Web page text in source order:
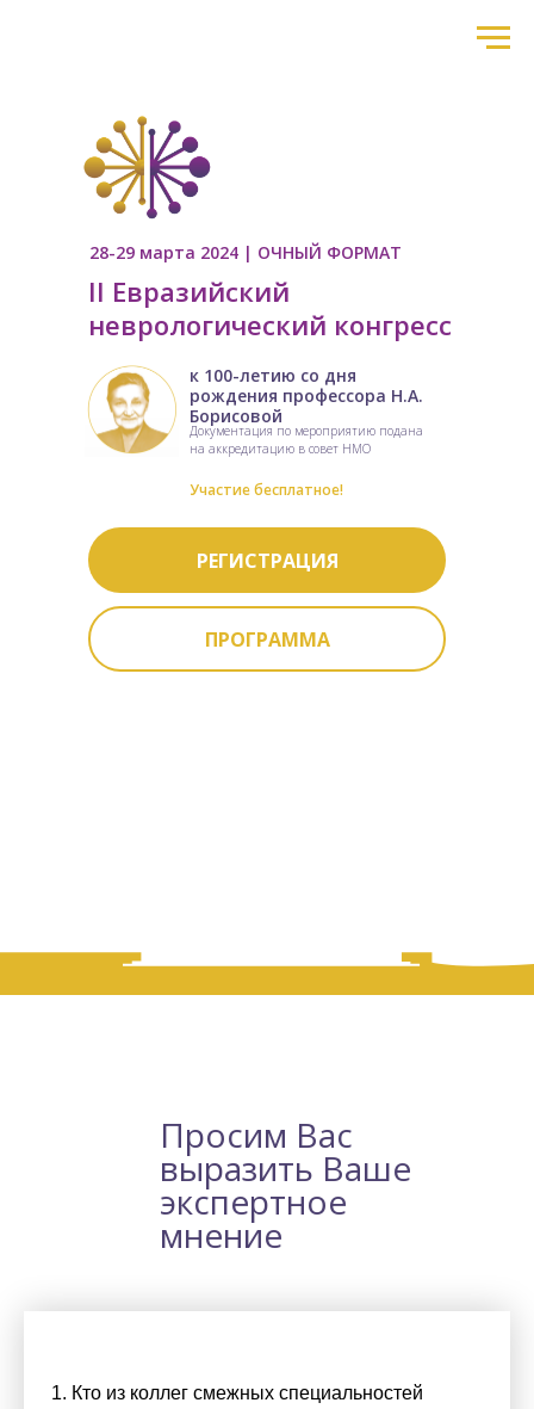
28-29 марта 2024 | ОЧНЫЙ ФОРМАТ
II Евразийский
неврологический конгресс
к 100-летию со дня
рождения профессора Н.А.
Борисовой
Документация по мероприятию подана
на аккредитацию в совет НМО
Участие бесплатное!
РЕГИСТРАЦИЯ
ПРОГРАММА
Просим Вас
выразить Ваше
экспертное
мнение
1. Кто из коллег смежных специальностей